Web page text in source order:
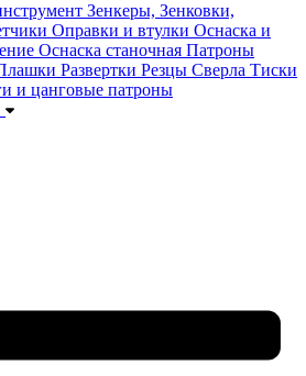
Зенкеры, Зенковки,
Оправки и втулки Оснаска и
Оснаска станочная Патроны
Развертки Резцы Сверла Тиски
и цанговые патроны